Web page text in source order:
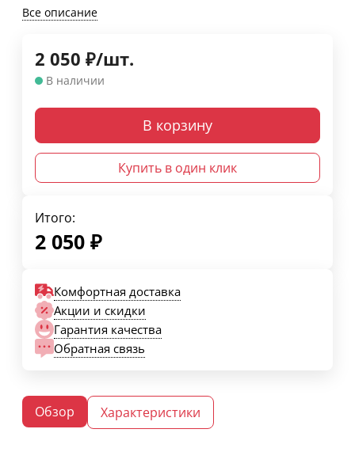
Все описание
2 050 ₽/шт.
В наличии
В корзину
Купить в один клик
Итого:
2 050 ₽
Комфортная доставка
Акции и скидки
Гарантия качества
Обратная связь
Обзор Характеристики